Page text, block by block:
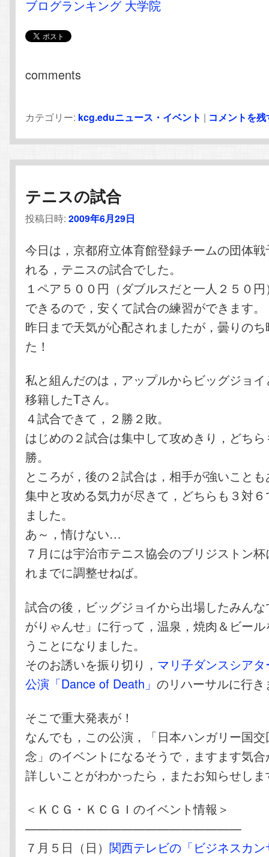
ブログランキング 大学院
comments
カテゴリー: kcg.eduニュース・イベント | コメントを残
テニスの試合
投稿日時:2009年6月29日
今日は，京都府立体育館登録チームの団体
れる，テニスの試合でした。
１ペア５００円（ダブルスだと一人２５０
できるので，安くて試合の練習ができます。
昨日まで天気が心配されましたが，曇りの
た！
私と組んだのは，アップルからビッグジョ
移籍したTさん。
４試合できて，２勝２敗。
はじめの２試合は集中して攻めきり，どち
勝。
ところが，後の２試合は，相手が強いこと
集中と攻める気力が尽きて，どちらも３対
ました。
あ～，情けない…
７月には宇治市テニス協会のブリジストン
れまでに調整せねば。
試合の後，ビッグジョイから出場したみん
がりゃんせ」に行って，温泉，焼肉＆ビー
うことになりました。
そのお誘いを振り切り， マリ子ダンスシア
公演「Dance of Death」のリハーサルに行き
そこで重大発表が！
なんでも，この公演，「日本ハンガリー国
念」のイベントになるそうで，ますます気
詳しいことがわかったら，またお知らせし
＜ＫＣＧ・ＫＣＧＩのイベント情報＞
——————————————————
７月５日（日）関西テレビの「ビジネスカ